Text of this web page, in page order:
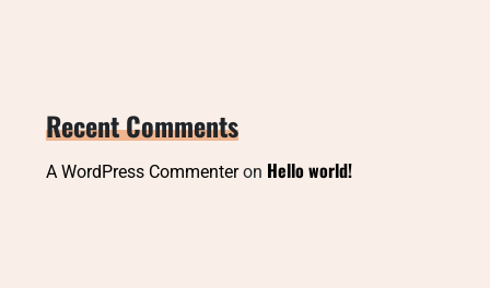
Recent Comments
A WordPress Commenteron Hello world!